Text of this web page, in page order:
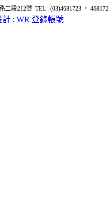
段212號 TEL : (03)4681723 ‧
計 : WR 登錄帳號